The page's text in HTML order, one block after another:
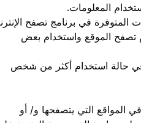
المعلومات.
المتوفرة في برنامج تصفح
تصفح الموقع واستخدام بعض
حالة استخدام أكثر من شخص
المواقع التي يتصفحها و/ أو